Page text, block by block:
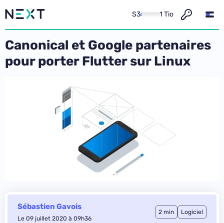
S3 1 Tio
Canonical et Google partenaires
pour porter Flutter sur Linux
Sébastien Gavois
Le 09 juillet 2020 à 09h36
2 min Logiciel